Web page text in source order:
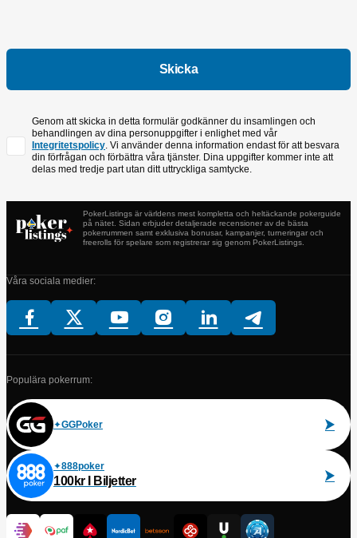
Genom att skicka in detta formulär godkänner du insamlingen och
behandlingen av dina personuppgifter i enlighet med vår
Integritetspolicy. Vi använder denna information endast för att besvara
din förfrågan och förbättra våra tjänster. Dina uppgifter kommer inte att
delas med tredje part utan ditt uttryckliga samtycke.
PokerListings är världens mest kompletta och heltäckande pokerguide
på nätet. Sidan erbjuder detaljerade recensioner av de bästa
pokerrummen samt exklusiva bonusar, kampanjer, turneringar och
freerolls för spelare som registrerar sig genom PokerListings.
Våra sociala medier:
Populära pokerrum:
GGPoker
888poker
100kr I Biljetter